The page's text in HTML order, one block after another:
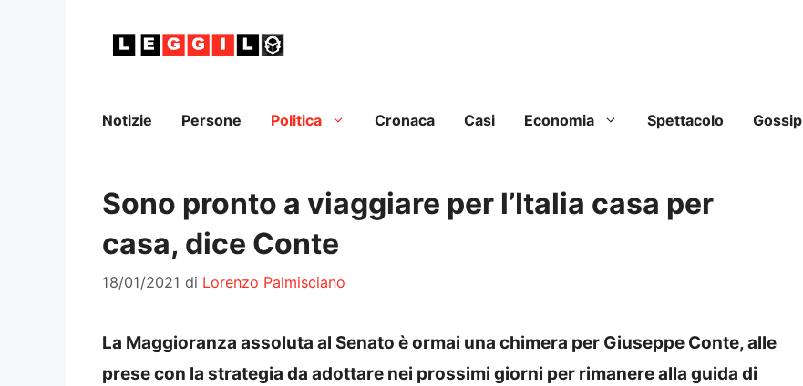
Notizie Persone Politica Cronaca Casi Economia Spettacolo Gossip
Sono pronto a viaggiare per l’Italia casa per
casa, dice Conte
18/01/2021 di Lorenzo Palmisciano
La Maggioranza assoluta al Senato è ormai una chimera per Giuseppe Conte, alle
prese con la strategia da adottare nei prossimi giorni per rimanere alla guida di